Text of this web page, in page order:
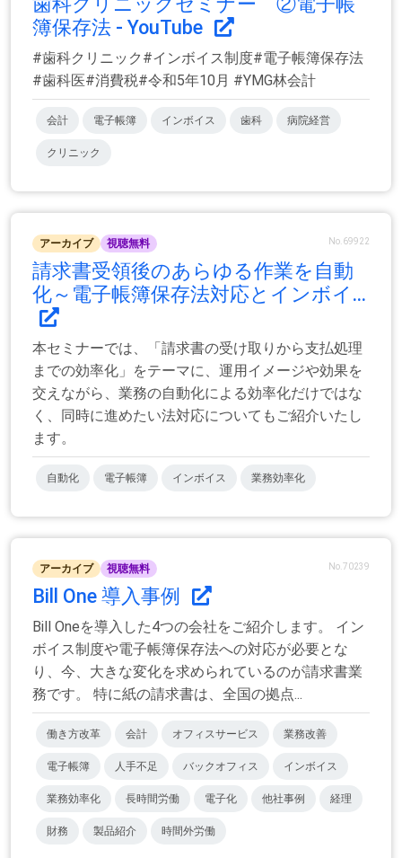
簿保存法 - YouTube
#歯科クリニック#インボイス制度#電子帳簿保存法
#歯科医#消費税#令和5年10月 #YMG林会計
会計 電子帳簿 インボイス 歯科 病院経営
クリニック
アーカイブ 視聴無料 No.69922
請求書受領後のあらゆる作業を自動
化～電子帳簿保存法対応とインボイ...
本セミナーでは、「請求書の受け取りから支払処理
までの効率化」をテーマに、運用イメージや効果を
交えながら、業務の自動化による効率化だけではな
く、同時に進めたい法対応についてもご紹介いたし
ます。
自動化 電子帳簿 インボイス 業務効率化
アーカイブ 視聴無料 No.70239
Bill One 導入事例
Bill Oneを導入した4つの会社をご紹介します。 イン
ボイス制度や電子帳簿保存法への対応が必要とな
り、今、大きな変化を求められているのが請求書業
務です。 特に紙の請求書は、全国の拠点...
働き方改革 会計 オフィスサービス 業務改善
電子帳簿 人手不足 バックオフィス インボイス
業務効率化 長時間労働 電子化 他社事例 経理
財務 製品紹介 時間外労働